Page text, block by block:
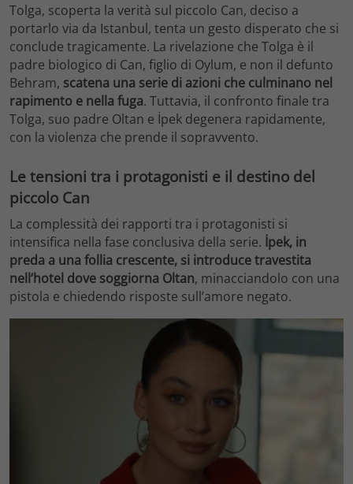
Tolga, scoperta la verità sul piccolo Can, deciso a
portarlo via da Istanbul, tenta un gesto disperato che si
conclude tragicamente. La rivelazione che Tolga è il
padre biologico di Can, figlio di Oylum, e non il defunto
Behram, scatena una serie di azioni che culminano nel
rapimento e nella fuga. Tuttavia, il confronto finale tra
Tolga, suo padre Oltan e İpek degenera rapidamente,
con la violenza che prende il sopravvento.
Le tensioni tra i protagonisti e il destino del
piccolo Can
La complessità dei rapporti tra i protagonisti si
intensifica nella fase conclusiva della serie. İpek, in
preda a una follia crescente, si introduce travestita
nell’hotel dove soggiorna Oltan, minacciandolo con una
pistola e chiedendo risposte sull’amore negato.